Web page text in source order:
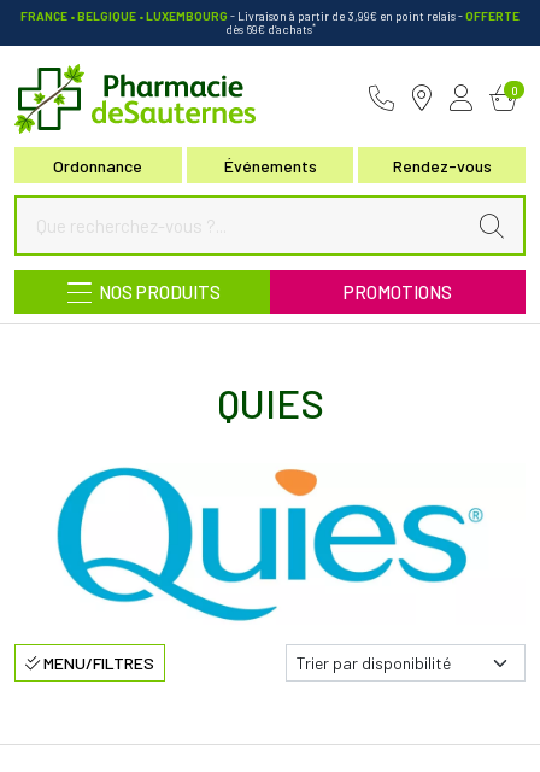
FRANCE • BELGIQUE • LUXEMBOURG - Livraison à partir de 3,99€ en point relais-OFFERTE
dès 69€ d’achats*
Ordonnance Événements Rendez-vous
0
NOS PRODUITS PROMOTIONS
QUIES
MENU/FILTRES